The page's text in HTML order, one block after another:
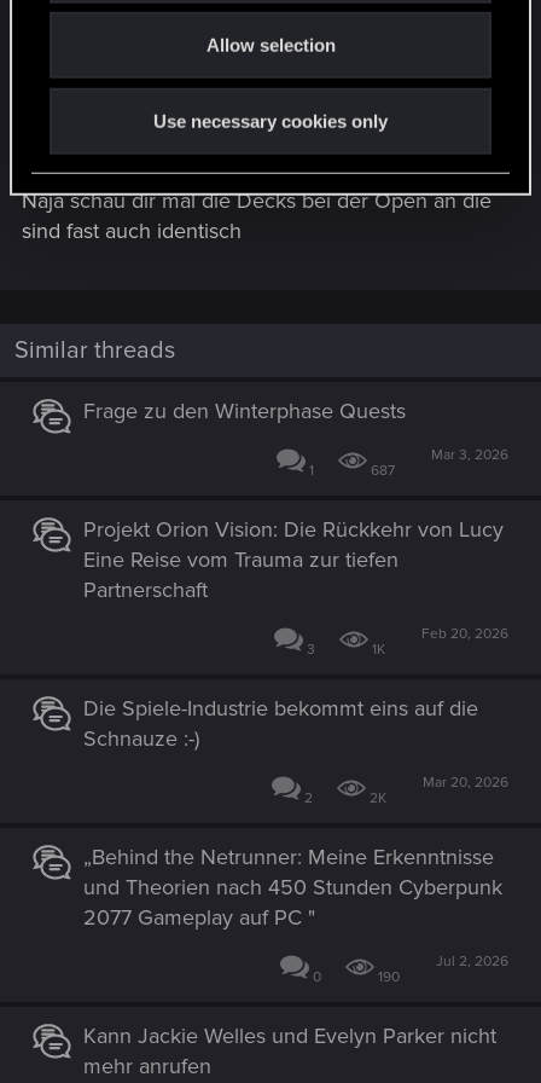
Allow selection
Use necessary cookies only
Und man merkt das die ihre Decks nach
Anleitung spielen was ich sehr begrüße, da sie
derbste Probleme mit meinem selbstgebauten
Deck haben xD
Und das mit den Decks 4000+
Naja schau dir mal die Decks bei der Open an die
sind fast auch identisch
Similar threads
Frage zu den Winterphase Quests
1 687
Mar 3, 2026
Projekt Orion Vision: Die Rückkehr von Lucy
Eine Reise vom Trauma zur tiefen
Partnerschaft
3 1K
Feb 20, 2026
Die Spiele-Industrie bekommt eins auf die
Schnauze :-)
2 2K
Mar 20, 2026
„Behind the Netrunner: Meine Erkenntnisse
und Theorien nach 450 Stunden Cyberpunk
2077 Gameplay auf PC "
0 190
Jul 2, 2026
Kann Jackie Welles und Evelyn Parker nicht
mehr anrufen